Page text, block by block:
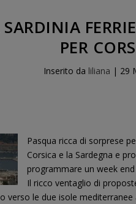
SARDINIA
PER
Inserito da liliana | 29
Pasqua ricca di sorprese
Corsica e la Sardegna e
programmare un week
Il ricco ventaglio di
verso le due isole